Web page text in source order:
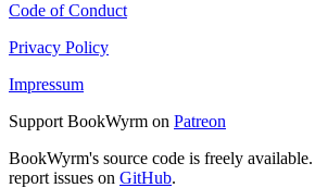
Code of Conduct
Privacy Policy
Impressum
Support BookWyrm on Patreon
BookWyrm's source code is freely
report issues on GitHub.